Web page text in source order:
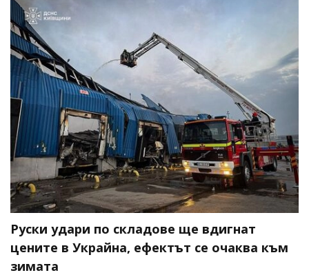
Руски удари по складове ще вдигнат
цените в Украйна, ефектът се очаква към
зимата